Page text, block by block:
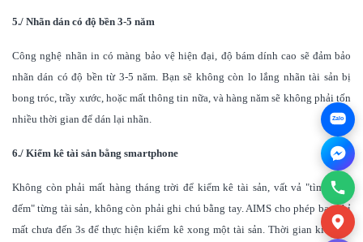
5./ Nhãn dán có độ bền 3-5 năm
Công nghệ nhãn in có màng bảo vệ hiện đại, độ bám dính cao sẽ đảm bảo
nhãn dán có độ bền từ 3-5 năm. Bạn sẽ không còn lo lắng nhãn tài sản bị
bong tróc, trầy xước, hoặc mất thông tin nữa, và hàng năm sẽ không phải tốn
nhiều thời gian để dán lại nhãn.
6./ Kiểm kê tài sản bằng smartphone
Không còn phải mất hàng tháng trời để kiểm kê tài sản, vất vả "tìm-nhìn-
đếm" từng tài sản, không còn phải ghi chú bằng tay. AIMS cho phép bạn chỉ
mất chưa đến 3s để thực hiện kiểm kê xong một tài sản. Thời gian kiểm kê
Zalo